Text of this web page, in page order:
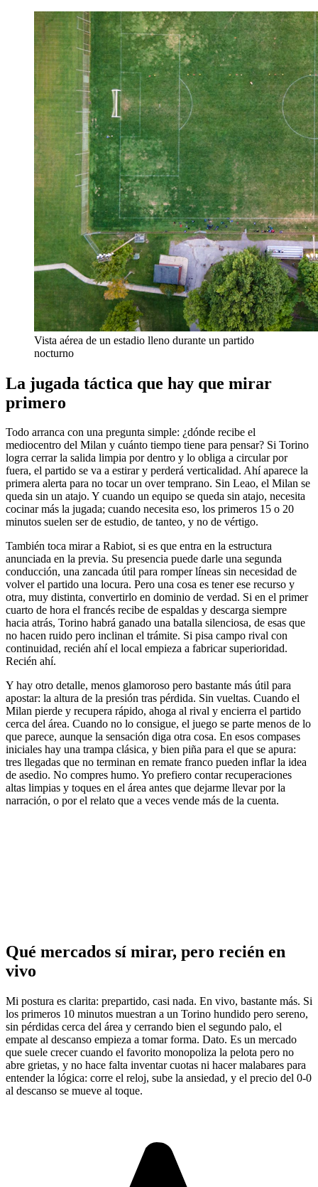
Vista aérea de un estadio lleno durante un partido
nocturno
La jugada táctica que hay que mirar
primero
Todo arranca con una pregunta simple: ¿dónde recibe el
mediocentro del Milan y cuánto tiempo tiene para pensar? Si Torino
logra cerrar la salida limpia por dentro y lo obliga a circular por
fuera, el partido se va a estirar y perderá verticalidad. Ahí aparece la
primera alerta para no tocar un over temprano. Sin Leao, el Milan se
queda sin un atajo. Y cuando un equipo se queda sin atajo, necesita
cocinar más la jugada; cuando necesita eso, los primeros 15 o 20
minutos suelen ser de estudio, de tanteo, y no de vértigo.
También toca mirar a Rabiot, si es que entra en la estructura
anunciada en la previa. Su presencia puede darle una segunda
conducción, una zancada útil para romper líneas sin necesidad de
volver el partido una locura. Pero una cosa es tener ese recurso y
otra, muy distinta, convertirlo en dominio de verdad. Si en el primer
cuarto de hora el francés recibe de espaldas y descarga siempre
hacia atrás, Torino habrá ganado una batalla silenciosa, de esas que
no hacen ruido pero inclinan el trámite. Si pisa campo rival con
continuidad, recién ahí el local empieza a fabricar superioridad.
Recién ahí.
Y hay otro detalle, menos glamoroso pero bastante más útil para
apostar: la altura de la presión tras pérdida. Sin vueltas. Cuando el
Milan pierde y recupera rápido, ahoga al rival y encierra el partido
cerca del área. Cuando no lo consigue, el juego se parte menos de lo
que parece, aunque la sensación diga otra cosa. En esos compases
iniciales hay una trampa clásica, y bien piña para el que se apura:
tres llegadas que no terminan en remate franco pueden inflar la idea
de asedio. No compres humo. Yo prefiero contar recuperaciones
altas limpias y toques en el área antes que dejarme llevar por la
narración, o por el relato que a veces vende más de la cuenta.
Qué mercados sí mirar, pero recién en
vivo
Mi postura es clarita: prepartido, casi nada. En vivo, bastante más. Si
los primeros 10 minutos muestran a un Torino hundido pero sereno,
sin pérdidas cerca del área y cerrando bien el segundo palo, el
empate al descanso empieza a tomar forma. Dato. Es un mercado
que suele crecer cuando el favorito monopoliza la pelota pero no
abre grietas, y no hace falta inventar cuotas ni hacer malabares para
entender la lógica: corre el reloj, sube la ansiedad, y el precio del 0-0
al descanso se mueve al toque.